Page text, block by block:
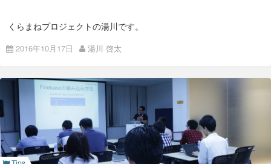
今回も多彩な領域のエンジニアの方々とお話しでき、有意義な
交流会となりました。 当日は、遠いところ足を運んでいただい
Meetupは来年1月開催予定なので、今回参加できなかった方も
おわりに
弊社は今後も社外へ向けた勉強会を引き続き開催していく予定
です。 勉強会テーマについても、参加者の皆さんのご意見を反
映して幅広いジャンルにしていくつもりです。
connpassのISAO Meetupグループに是非ご参加ください！！
http://isao.connpass.com/
くらまねプロジェクトの湯川です。
くらまね for GCP、できまし
た！
本日、Google Cloud Platform（以下GCP）専用のパッケージ
サービス 『くらまね for GCP』 のWebサイトを公開しました。
AWS、Azureに加えて、GCPがくらまねに仲間入りです！ 興味
のある方は、お気軽にご相談ください。
https://www.colorkrew.com/gcp/
2016年10月17日 湯川 啓太